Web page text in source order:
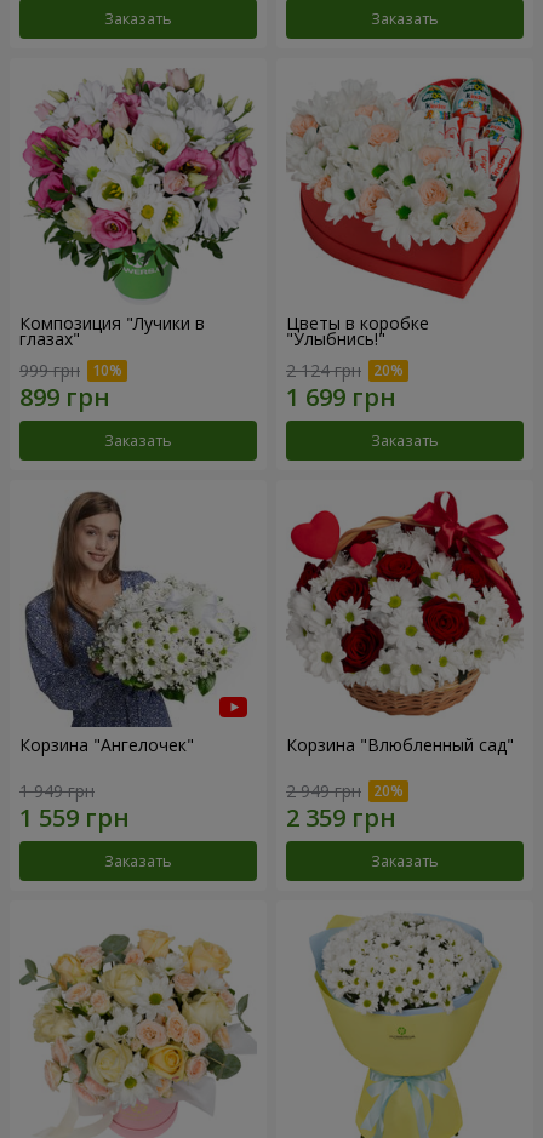
Заказать Заказать
Композиция "Лучики в
глазах"
999 грн
Заказать
Цветы в коробке
"Улыбнись!"
2 124 грн
Заказать
Корзина "Ангелочек"
1 949 грн
Заказать
Корзина "Влюбленный сад"
2 949 грн
Заказать